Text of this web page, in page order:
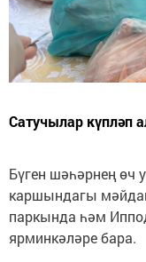
Сатучылар күпләп
Бүген шәһәрнең өч
каршындагы
паркында һәм
ярминкәләре бара.